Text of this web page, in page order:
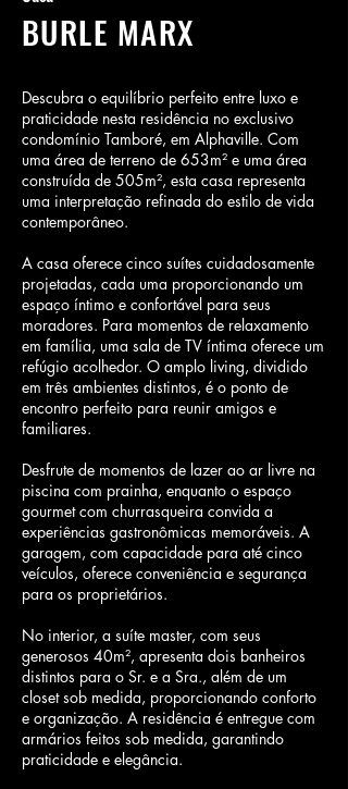
BURLE MARX
Descubra o equilíbrio perfeito entre luxo e
praticidade nesta residência no exclusivo
condomínio Tamboré, em Alphaville. Com
uma área de terreno de 653m² e uma área
construída de 505m², esta casa representa
uma interpretação refinada do estilo de vida
contemporâneo.
A casa oferece cinco suítes cuidadosamente
projetadas, cada uma proporcionando um
espaço íntimo e confortável para seus
moradores. Para momentos de relaxamento
em família, uma sala de TV íntima oferece um
refúgio acolhedor. O amplo living, dividido
em três ambientes distintos, é o ponto de
encontro perfeito para reunir amigos e
familiares.
Desfrute de momentos de lazer ao ar livre na
piscina com prainha, enquanto o espaço
gourmet com churrasqueira convida a
experiências gastronômicas memoráveis. A
garagem, com capacidade para até cinco
veículos, oferece conveniência e segurança
para os proprietários.
No interior, a suíte master, com seus
generosos 40m², apresenta dois banheiros
distintos para o Sr. e a Sra., além de um
closet sob medida, proporcionando conforto
e organização. A residência é entregue com
armários feitos sob medida, garantindo
praticidade e elegância.